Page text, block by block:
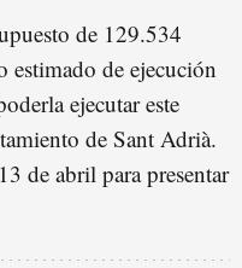
de 129.534
de ejecución
ejecutar este
de Sant Adrià.
de abril para presentar